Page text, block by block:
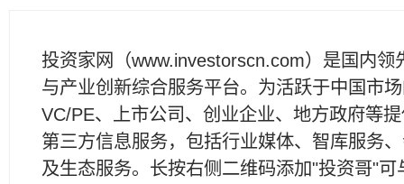
投资家网（www.investorscn.com）是国内领
与产业创新综合服务平台。为活跃于中国市
VC/PE、上市公司、创业企业、地方政府等
第三方信息服务，包括行业媒体、智库服务
及生态服务。长按右侧二维码添加"投资哥"可